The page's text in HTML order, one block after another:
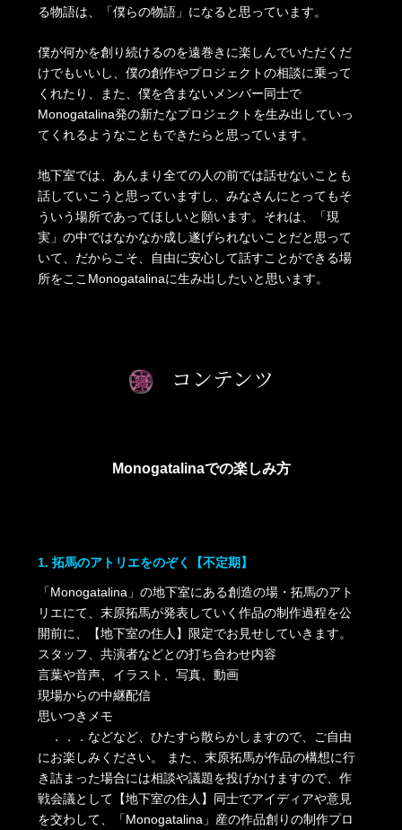
る物語は、「僕らの物語」になると思っています。
僕が何かを創り続けるのを遠巻きに楽しんでいただくだ
けでもいいし、僕の創作やプロジェクトの相談に乗って
くれたり、また、僕を含まないメンバー同士で
Monogatalina発の新たなプロジェクトを生み出していっ
てくれるようなこともできたらと思っています。
地下室では、あんまり全ての人の前では話せないことも
話していこうと思っていますし、みなさんにとってもそ
ういう場所であってほしいと願います。それは、「現
実」の中ではなかなか成し遂げられないことだと思って
いて、だからこそ、自由に安心して話すことができる場
所をここMonogatalinaに生み出したいと思います。
コンテンツ
Monogatalinaでの楽しみ方
1. 拓馬のアトリエをのぞく【不定期】
「Monogatalina」の地下室にある創造の場・拓馬のアト
リエにて、末原拓馬が発表していく作品の制作過程を公
開前に、【地下室の住人】限定でお見せしていきます。
スタッフ、共演者などとの打ち合わせ内容
言葉や音声、イラスト、写真、動画
現場からの中継配信
思いつきメモ
．．．などなど、ひたすら散らかしますので、ご自由
にお楽しみください。
また、末原拓馬が作品の構想に行
き詰まった場合には相談や議題を投げかけますので、作
戦会議として【地下室の住人】同士でアイディアや意見
を交わして、「Monogatalina」産の作品創りの制作プロ